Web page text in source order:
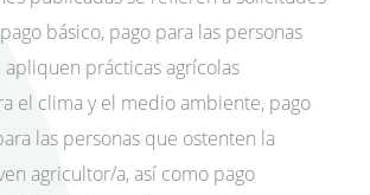
básico, pago para las personas
prácticas agrícolas
el clima y el medio ambiente, pago
las personas que ostenten la
agricultor/a, así como pago